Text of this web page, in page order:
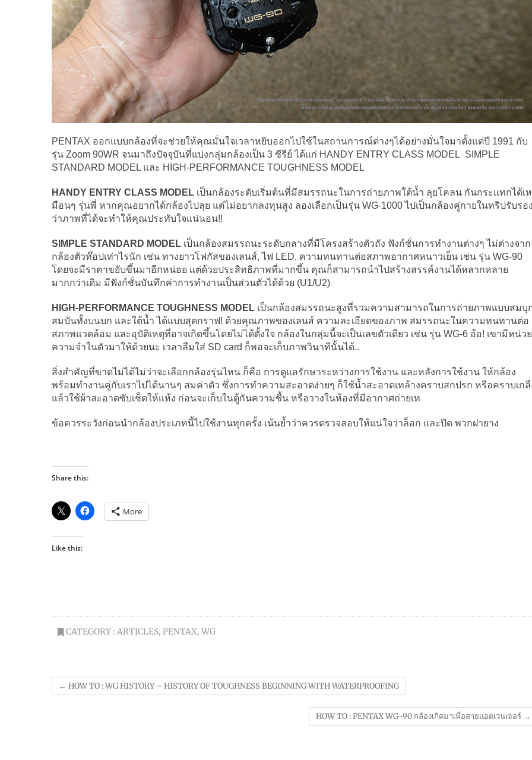
PENTAX ออกแบบกล้องที่จะช่วยให้คุณมั่นใจเวลาหยิบออกไปใช้ในสถานการณ์ต่างๆได้อย่างมั่นใจมาตั้งแต่ปี 1991 กับ
รุ่น Zoom 90WR จนมาถึงปัจจุบันที่แบ่งกลุ่มกล้องเป็น 3 ซีรีย์ ได้แก่ HANDY ENTRY CLASS MODEL SIMPLE
STANDARD MODEL และ HIGH-PERFORMANCE TOUGHNESS MODEL
HANDY ENTRY CLASS MODEL เป็นกล้องระดับเริ่มต้นที่มีสมรรถนะในการถ่ายภาพใต้น้ำ ลุยโคลน กันกระแทกได้เห
มือนๆ รุ่นพี่ หากคุณอยากได้กล้องไปลุย แต่ไม่อยากลงทุนสูง ลองเลือกเป็นรุ่น WG-1000 ไปเป็นกล้องคู่กายในทริปรับรอ
ว่าภาพที่ได้จะทำให้คุณประทับใจแน่นอน!!
SIMPLE STANDARD MODEL เป็นกล้องสมรรถนะระดับกลางที่มีโครงสร้างตัวถัง ฟังก์ชั่นการทำงานต่างๆ ไม่ต่างจาก
กล้องตัวท๊อปเท่าไรนัก เช่น ทางยาวโฟกัสของเลนส์, ไฟ LED, ความทนทานต่อสภาพอากาศหนาวเย็น เช่น รุ่น WG-90
โดยจะมีราคาขยับขึ้นมาอีกหน่อย แต่ด้วยประสิทธิภาพที่มากขึ้น คุณก็สามารถนำไปสร้างสรรค์งานได้หลากหลาย
มากกว่าเดิม มีฟังก์ชั่นบันทึกค่าการทำงานเป็นส่วนตัวได้ด้วย (U1/U2)
HIGH-PERFORMANCE TOUGHNESS MODEL เป็นกล้องสมรรถนะสูงที่รวมความสามารถในการถ่ายภาพแบบสมบุ
สมบันทั้งบนบก และใต้น้ำ ได้แบบสุดกราฟ! ด้วยคุณภาพของเลนส์ ความละเอียดของภาพ สมรรถนะในความทนทานต่อ
สภาพแวดล้อม และอุบัติเหตุที่อาจเกิดขึ้นโดยไม่ได้ตั้งใจ กล้องในกลุ่มนี้จะเป็นเลขตัวเดียว เช่น รุ่น WG-6 อ้อ! เขามีหน่วย
ความจำในตัวมาให้ด้วยนะ เวลาลืมใส่ SD card ก็พอจะเก็บภาพวินาทีนั้นได้..
สิ่งสำคัญที่ขาดไม่ได้ไม่ว่าจะเลือกกล้องรุ่นไหน ก็คือ การดูแลรักษาระหว่างการใช้งาน และหลังการใช้งาน ให้กล้อง
พร้อมทำงานคู่กับเราไปได้นานๆ สมค่าตัว ซึ่งการทำความสะอาดง่ายๆ ก็ใช้น้ำสะอาดเทล้างคราบสกปรก หรือคราบเก
แล้วใช้ผ้าสะอาดซับเช็ดให้แห้ง ก่อนจะเก็บในตู้กันความชื้น หรือวางในห้องที่มีอากาศถ่ายเท
ข้อควรระวังก่อนนำกล้องประเภทนี้ไปใช้งานทุกครั้ง เน้นย้ำว่าควรตรวจสอบให้แน่ใจว่าล็อก และปิด พวกฝายาง
Share this:
More
Like this:
CATEGORY : ARTICLES, PENTAX, WG
← HOW TO : WG HISTORY – HISTORY OF TOUGHNESS BEGINNING WITH WATERPROOFING
HOW TO : PENTAX WG-90 กล้องเกิดมาเพื่อสายแอดเวนเจอร์ →